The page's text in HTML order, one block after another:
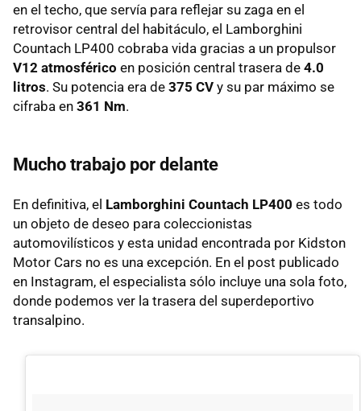
en el techo, que servía para reflejar su zaga en el
retrovisor central del habitáculo, el Lamborghini
Countach LP400 cobraba vida gracias a un propulsor
V12 atmosférico en posición central trasera de 4.0
litros. Su potencia era de 375 CV y su par máximo se
cifraba en 361 Nm.
Mucho trabajo por delante
En definitiva, el Lamborghini Countach LP400 es todo
un objeto de deseo para coleccionistas
automovilísticos y esta unidad encontrada por Kidston
Motor Cars no es una excepción. En el post publicado
en Instagram, el especialista sólo incluye una sola foto,
donde podemos ver la trasera del superdeportivo
transalpino.